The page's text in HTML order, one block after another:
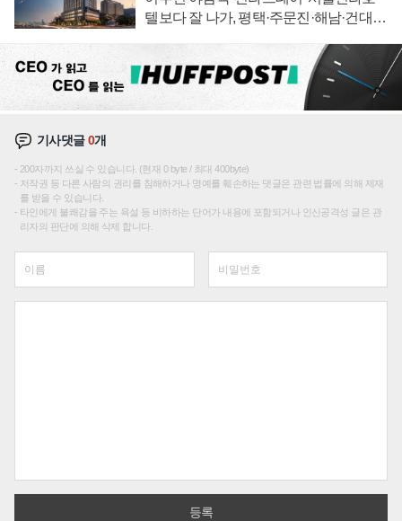
텔보다 잘 나가, 평택·주문진·해남·건대로
기사댓글0개
200자까지 쓰실 수 있습니다. (현재 0 byte / 최대 400byte)
저작권 등 다른 사람의 권리를 침해하거나 명예를 훼손하는 댓글은 관련 법률에 의해 제재
를 받을 수 있습니다.
타인에게 불쾌감을 주는 욕설 등 비하하는 단어가 내용에 포함되거나 인신공격성 글은 관
리자의 판단에 의해 삭제 합니다.